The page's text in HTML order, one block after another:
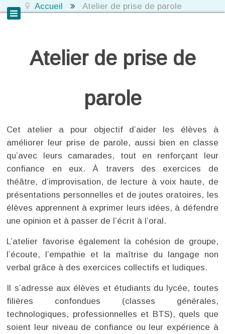
Accueil Atelier de prise de parole
Atelier de prise de
parole
Cet atelier a pour objectif d’aider les élèves à
améliorer leur prise de parole, aussi bien en classe
qu’avec leurs camarades, tout en renforçant leur
confiance en eux. À travers des exercices de
théâtre, d’improvisation, de lecture à voix haute, de
présentations personnelles et de joutes oratoires, les
élèves apprennent à exprimer leurs idées, à défendre
une opinion et à passer de l’écrit à l’oral.
L’atelier favorise également la cohésion de groupe,
l’écoute, l’empathie et la maîtrise du langage non
verbal grâce à des exercices collectifs et ludiques.
Il s’adresse aux élèves et étudiants du lycée, toutes
filières confondues (classes générales,
technologiques, professionnelles et BTS), quels que
soient leur niveau de confiance ou leur expérience à